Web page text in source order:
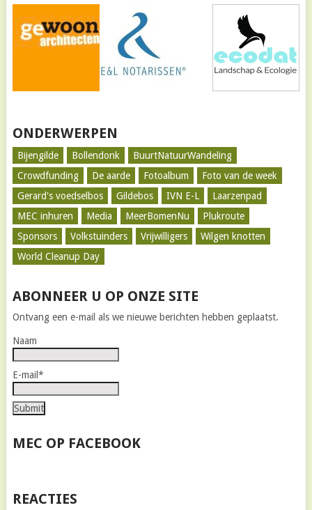
ONDERWERPEN
Bijengilde Bollendonk
BuurtNatuurWandeling
Crowdfunding
De aarde Fotoalbum
Foto van de week
Gerard's voedselbos
Gildebos IVN E-L
Laarzenpad
MEC inhuren
Media MeerBomenNu
Plukroute
Sponsors
Volkstuinders Vrijwilligers
Wilgen knotten
World Cleanup Day
ABONNEER U OP ONZE SITE
Ontvang een e-mail als we nieuwe berichten hebben geplaatst.
Naam
E-mail*
MEC OP FACEBOOK
REACTIES